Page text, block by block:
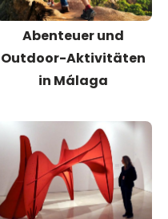
Abenteuer und
Outdoor-Aktivitäten
in Málaga